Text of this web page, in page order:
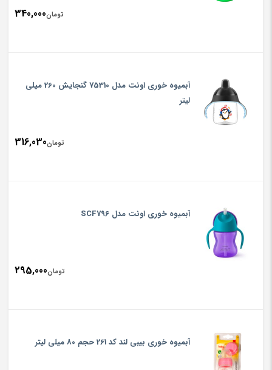
تومان340,000
آبمیوه خوری اونت مدل 75310 گنجایش 260 میلی
لیتر
تومان316,030
آبمیوه خوری اونت مدل SCF796
تومان295,000
آبمیوه خوری بیبی لند کد 261 حجم 80 میلی لیتر